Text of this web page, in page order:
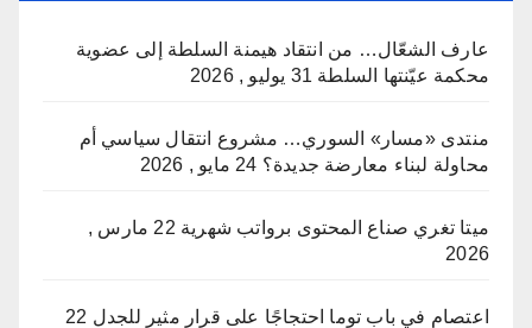
عارف الشعّال… من انتقاد هيمنة السلطة إلى عضوية
محكمة عيّنتها السلطة 31 يوليو , 2026
منتدى «مسار» السوري… مشروع انتقال سياسي أم
محاولة لبناء معارضة جديدة؟ 24 مايو , 2026
ميتا تغري صناع المحتوى برواتب شهرية
22 مارس ,
2026
اعتصام في باب توما احتجاجًا على قرار مثير للجدل 22